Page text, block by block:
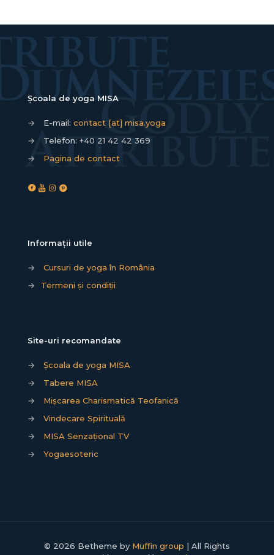
Școala de yoga MISA
→ E-mail: contact [at] misa.yoga
→
Telefon: +40 21 42 42 369
→
Pagina de contact
Informații utile
→
Cursuri de yoga în România
→
Termeni și condiții
Site-uri recomandate
→
Școala de yoga MISA
→
Tabere MISA
→
Mișcarea Charismatică Teofanică
→
Vindecare Spirituală
→
MISA Senzațional TV
→
Yogaesoteric
© 2026 Betheme by Muffin group | All Rights